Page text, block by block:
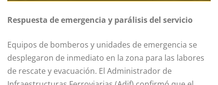
Respuesta de emergencia y parálisis del servicio
Equipos de bomberos y unidades de emergencia se
desplegaron de inmediato en la zona para las labores
de rescate y evacuación. El Administrador de